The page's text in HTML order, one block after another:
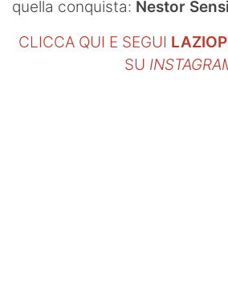
quella conquista: Nestor
CLICCA QUI E SEGUI
SU